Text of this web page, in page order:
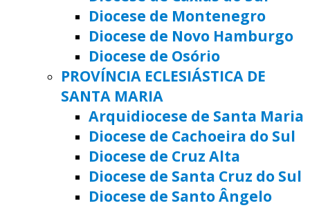
Diocese de Montenegro
Diocese de Novo Hamburgo
Diocese de Osório
PROVÍNCIA ECLESIÁSTICA DE
SANTA MARIA
Arquidiocese de Santa Maria
Diocese de Cachoeira do Sul
Diocese de Cruz Alta
Diocese de Santa Cruz do Sul
Diocese de Santo Ângelo